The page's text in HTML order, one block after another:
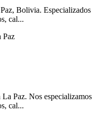
Bolivia. Especializados
cal...
Paz
Paz. Nos especializamos
cal...